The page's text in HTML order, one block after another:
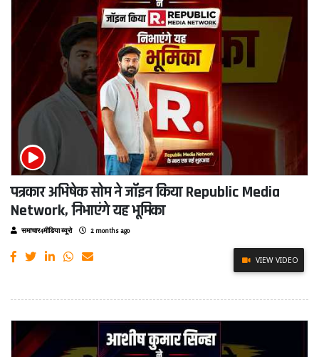
पत्रकार अभिषेक सोम ने जॉइन किया Republic Media
Network, निभाएंगे यह भूमिका
समाचार4मीडिया ब्यूरो 2 months ago
VIEW VIDEO